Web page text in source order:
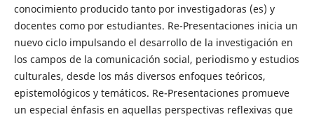
conocimiento producido tanto por investigadoras (es) y
docentes como por estudiantes. Re-Presentaciones inicia un
nuevo ciclo impulsando el desarrollo de la investigación en
los campos de la comunicación social, periodismo y estudios
culturales, desde los más diversos enfoques teóricos,
epistemológicos y temáticos. Re-Presentaciones promueve
un especial énfasis en aquellas perspectivas reflexivas que